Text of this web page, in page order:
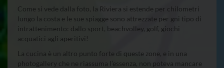
Come si vede dalla foto, la Riviera si estende per chilometri
lungo la costa e le sue spiagge sono attrezzate per gni tipo di
intrattenimento: dallo sport, beachvolley, golf, giochi
acquatici agli aperitivi!
La cucina è un altro punto forte di queste zone, e in una
photogallery che ne riassuma l’essenza, non poteva mancare